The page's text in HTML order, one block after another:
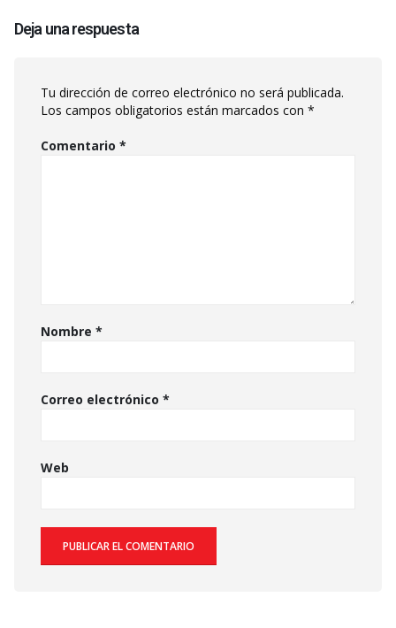
Deja una respuesta
Tu dirección de correo electrónico no será publicada.
Los campos obligatorios están marcados con *
Comentario *
Nombre *
Correo electrónico *
Web